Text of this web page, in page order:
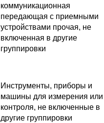
коммуникационная
передающая с приемными
устройствами прочая, не
включенная в другие
группировки
Инструменты, приборы и
машины для измерения или
контроля, не включенные в
другие группировки